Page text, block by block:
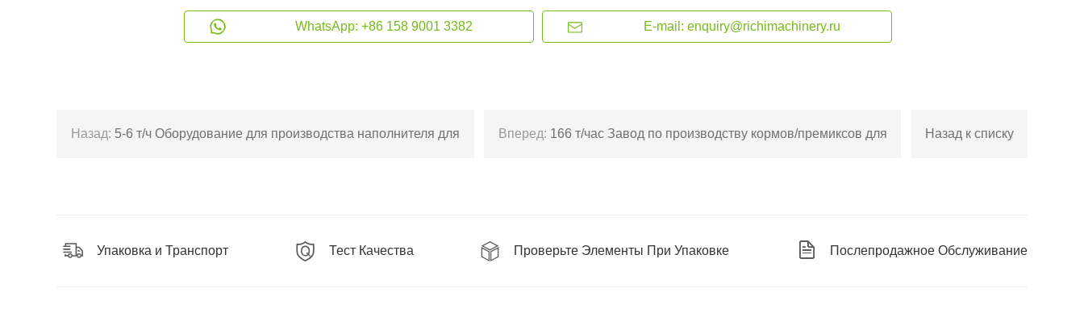
WhatsApp: +86 158 9001 3382 E-mail: enquiry@richimachinery.ru
Назад: 5-6 т/ч Оборудование для производства наполнителя для Вперед: 166 т/час Завод по производству кормов/премиксов для Назад к списку
Упаковка и Транспорт Тест Качества Проверьте Элементы При Упаковке Послепродажное Обслуживание